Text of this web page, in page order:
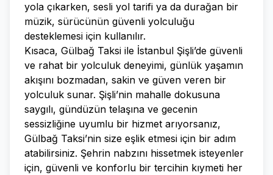
yola çıkarken, sesli yol tarifi ya da durağan bir
müzik, sürücünün güvenli yolculuğu
desteklemesi için kullanılır.
Kısaca, Gülbağ Taksi ile İstanbul Şişli’de güvenli
ve rahat bir yolculuk deneyimi, günlük yaşamın
akışını bozmadan, sakin ve güven veren bir
yolculuk sunar. Şişli’nin mahalle dokusuna
saygılı, gündüzün telaşına ve gecenin
sessizliğine uyumlu bir hizmet arıyorsanız,
Gülbağ Taksi’nin size eşlik etmesi için bir adım
atabilirsiniz. Şehrin nabzını hissetmek isteyenler
için, güvenli ve konforlu bir tercihin kıymeti her